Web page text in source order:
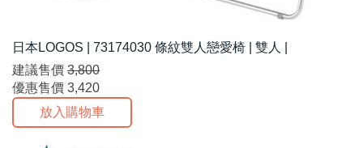
日本LOGOS | 73174030 條紋雙人戀愛椅 | 雙人 |
建議售價 3,800
優惠售價 3,420
放入購物車